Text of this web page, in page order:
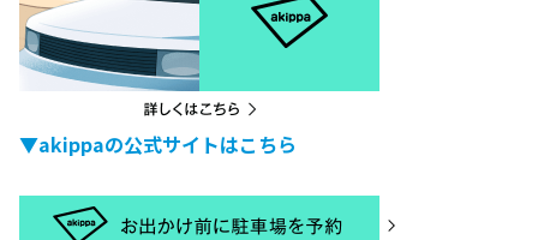
▼akippaの公式サイトはこちら